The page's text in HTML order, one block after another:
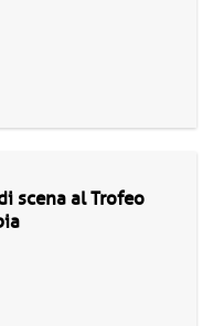
scena al Trofeo